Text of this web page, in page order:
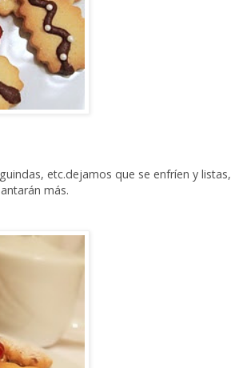
etc.dejamos que se enfríen y listas,
más.